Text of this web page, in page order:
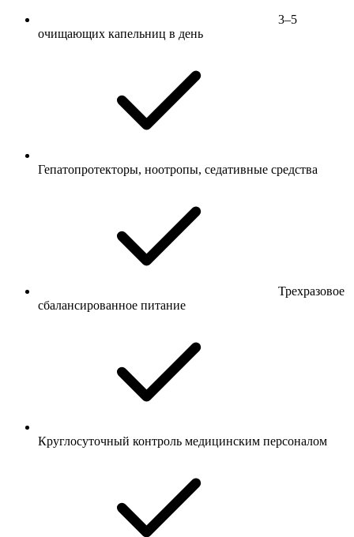
3–5
очищающих капельниц в день
Гепатопротекторы, ноотропы, седативные средства
Трехразовое
сбалансированное питание
Круглосуточный контроль медицинским персоналом